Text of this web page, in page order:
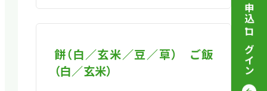
・
ログイン
餅（白／玄米／豆／草） ご飯
（白／玄米）